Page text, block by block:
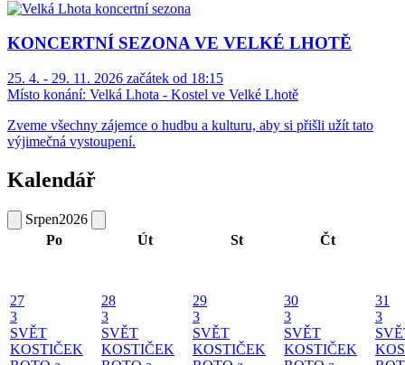
KONCERTNÍ SEZONA VE VELKÉ LHOTĚ
25. 4. - 29. 11. 2026 začátek od 18:15
Místo konání: Velká Lhota - Kostel ve Velké Lhotě
Zveme všechny zájemce o hudbu a kulturu, aby si přišli užít tato
výjimečná vystoupení.
Kalendář
Srpen2026
Po
Út St Čt
27
3
SVĚT
KOSTIČEK
28
3
SVĚT
KOSTIČEK
29
3
SVĚT
KOSTIČEK
30
3
SVĚT
KOSTIČEK
31
3